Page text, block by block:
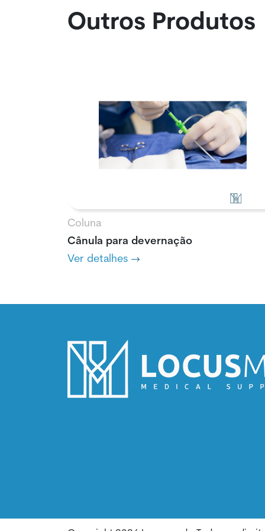
Outros Produtos
Coluna
Cânula para devernação
Ver detalhes